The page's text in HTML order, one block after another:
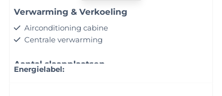
Verwarming & Verkoeling
Airconditioning cabine
Centrale verwarming
Aantal slaapplaatsen
Energielabel: